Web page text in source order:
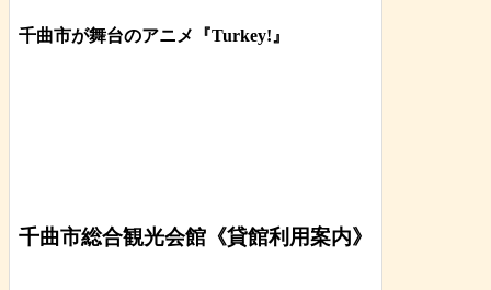
千曲市が舞台のアニメ『Turkey!』
千曲市総合観光会館《貸館利用案内》